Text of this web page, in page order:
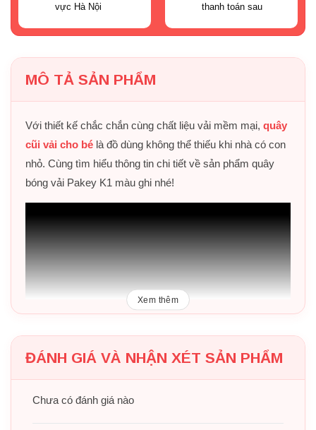
vực Hà Nội
thanh toán sau
MÔ TẢ SẢN PHẨM
Với thiết kế chắc chắn cùng chất liệu vải mềm mại, quây
cũi vải cho bé là đồ dùng không thể thiếu khi nhà có con
nhỏ. Cùng tìm hiểu thông tin chi tiết về sản phẩm quây
bóng vải Pakey K1 màu ghi nhé!
Xem thêm
ĐÁNH GIÁ VÀ NHẬN XÉT SẢN PHẨM
Chưa có đánh giá nào